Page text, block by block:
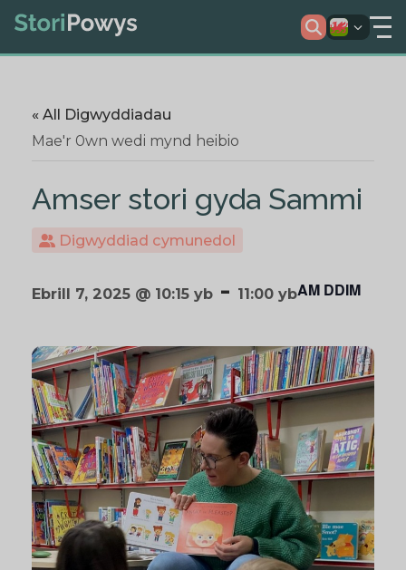
« All Digwyddiadau
Mae'r 0wn wedi mynd heibio
Amser stori gyda Sammi
Digwyddiad cymunedol
Ebrill 7, 2025 @ 10:15 yb - 11:00 ybAM DDIM